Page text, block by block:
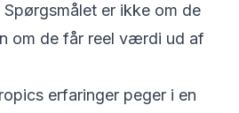
er ikke om de
om de får reel værdi ud af
erfaringer peger i en